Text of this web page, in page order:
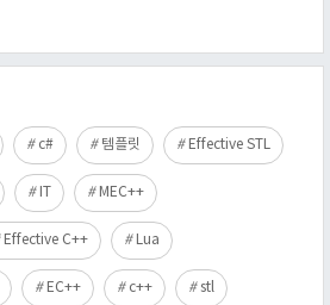
c# 템플릿 Effective STL
IT MEC++
Effective C++ Lua
EC++ c++ stl